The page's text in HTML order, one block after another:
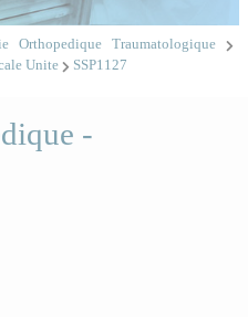
Orthopedique Traumatologique
Unite SSP1127
-